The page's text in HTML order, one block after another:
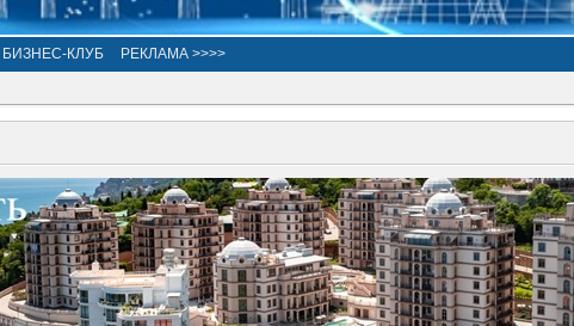
БИЗНЕС-КЛУБ РЕКЛАМА >>>>